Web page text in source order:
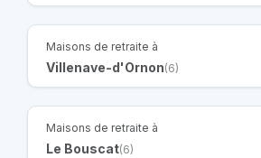
Maisons de retraite à
Villenave-d'Ornon(6)
Maisons de retraite à
Le Bouscat(6)